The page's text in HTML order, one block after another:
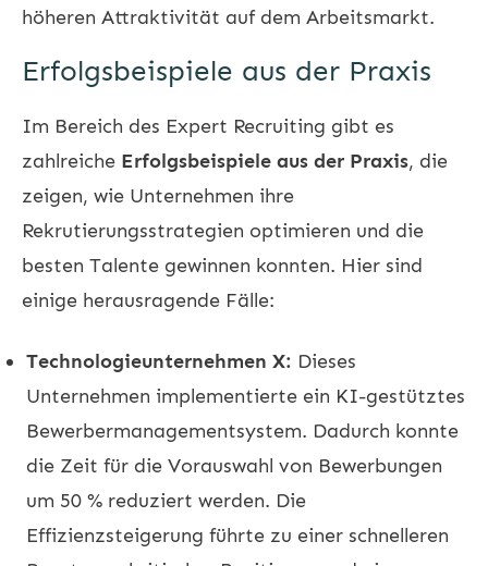
höheren Attraktivität auf dem Arbeitsmarkt.
Erfolgsbeispiele aus der Praxis
Im Bereich des Expert Recruiting gibt es
zahlreiche Erfolgsbeispiele aus der Praxis, die
zeigen, wie Unternehmen ihre
Rekrutierungsstrategien optimieren und die
besten Talente gewinnen konnten. Hier sind
einige herausragende Fälle:
Technologieunternehmen X: Dieses
Unternehmen implementierte ein KI-gestütztes
Bewerbermanagementsystem. Dadurch konnte
die Zeit für die Vorauswahl von Bewerbungen
um 50 % reduziert werden. Die
Effizienzsteigerung führte zu einer schnelleren